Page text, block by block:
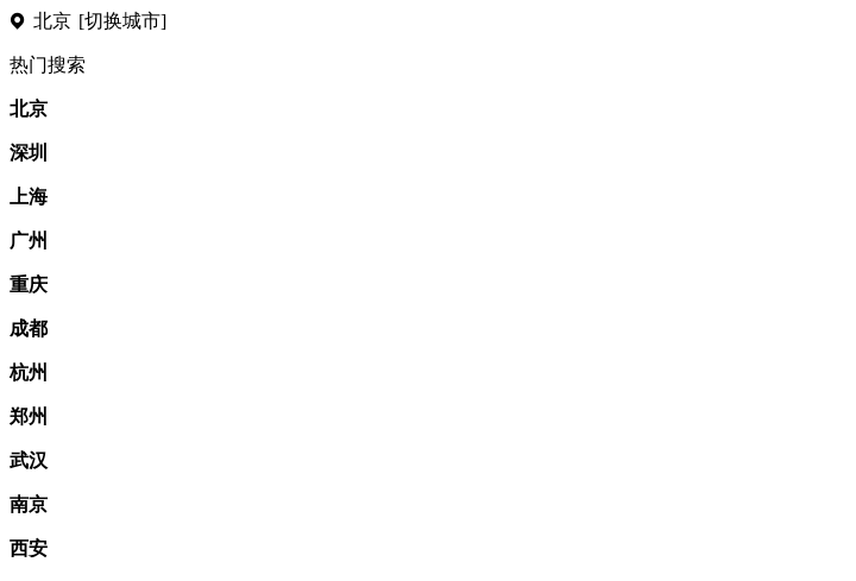
北京 [切换城市]
热门搜索
北京
深圳
上海
广州
重庆
成都
杭州
郑州
武汉
南京
西安